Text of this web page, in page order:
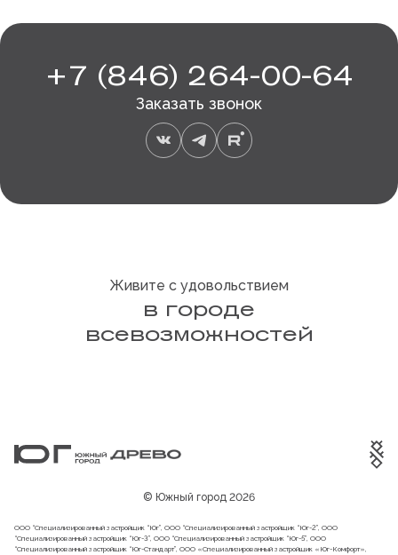
+7 (846) 264-00-64
Заказать звонок
Живите с удовольствием
в городе
всевозможностей
© Южный город 2026
ООО “Специализированный застройщик “Юг”, ООО “Специализированный застройщик “Юг-2”, ООО
“Специализированный застройщик “Юг-3”, ООО “Специализированный застройщик “Юг-5”, ООО
“Специализированный застройщик “Юг-Стандарт”, ООО «Специализированный застройщик «Юг-Комфорт»,